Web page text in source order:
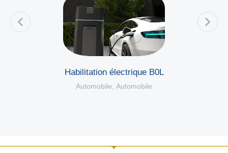
Habilitation électrique B0L
Automobile, Automobile